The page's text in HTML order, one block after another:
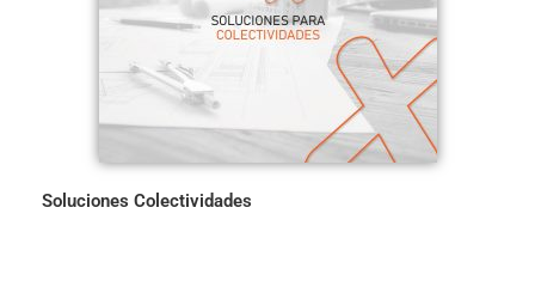
Soluciones Colectividades